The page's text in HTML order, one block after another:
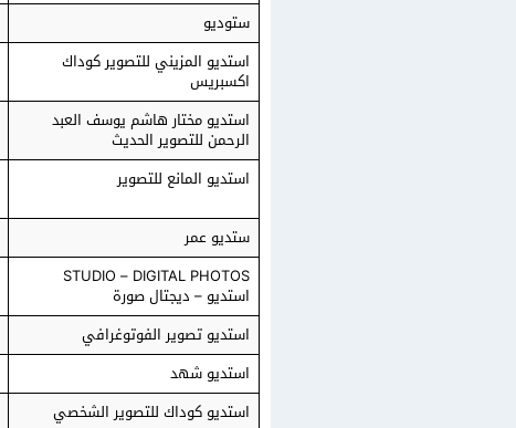
ستوديو
استديو المزيني للتصوير كوداك
اكسبريس
استديو مختار هاشم يوسف العبد
الرحمن للتصوير الحديث
استديو المانع للتصوير
ستديو عمر
STUDIO – DIGITAL PHOTOS
استديو – ديجتال صورة
استديو تصوير الفوتوغرافي
استديو شهد
استديو كوداك للتصوير الشخصي